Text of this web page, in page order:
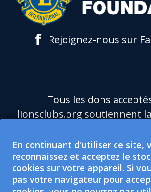
En continuant d'utiliser ce site,
reconnaissez et acceptez le
cookies sur votre appareil. Si
pas votre navigateur pour
f Rejoignez-nous sur
Tous les dons
lionsclubs.org soutiennent
est une organisation
501(c)(3) exonérée
Clubs International (LCI)
organisation de